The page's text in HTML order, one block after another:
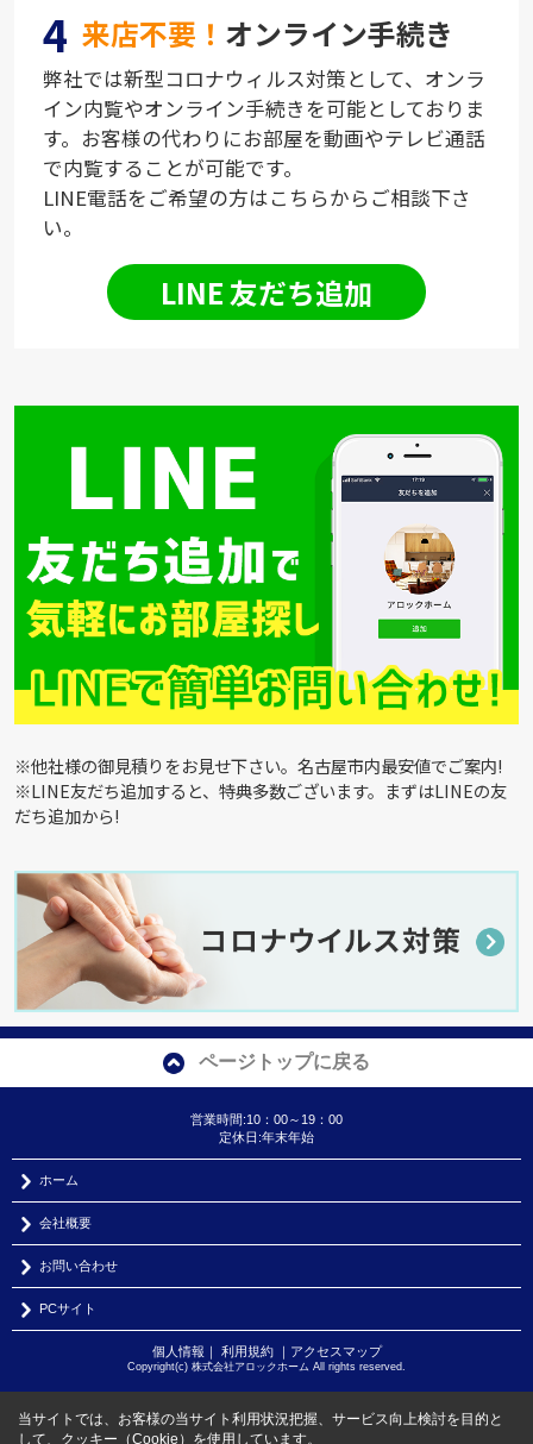
4 来店不要！ オンライン手続き
弊社では新型コロナウィルス対策として、オンラ
イン内覧やオンライン手続きを可能としておりま
す。お客様の代わりにお部屋を動画やテレビ通話
で内覧することが可能です。
LINE電話をご希望の方はこちらからご相談下さ
い。
LINE 友だち追加
※他社様の御見積りをお見せ下さい。名古屋市内最安値でご案内!
※LINE友だち追加すると、特典多数ございます。まずはLINEの友
だち追加から!
ページトップに戻る
営業時間:10：00～19：00
定休日:年末年始
ホーム
会社概要
お問い合わせ
PCサイト
個人情報 利用規約｜ アクセスマップ
Copyright(c) 株式会社アロックホーム All rights reserved.
当サイトでは、お客様の当サイト利用状況把握、サービス向上検討を目的と
して、クッキー（Cookie）を使用しています。